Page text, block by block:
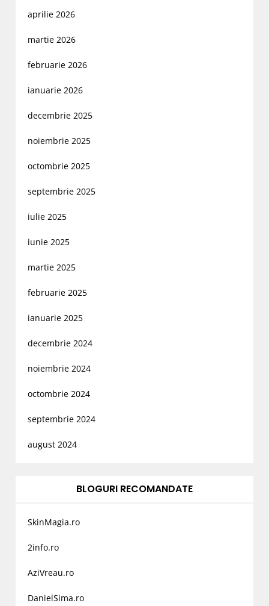
aprilie 2026
martie 2026
februarie 2026
ianuarie 2026
decembrie 2025
noiembrie 2025
octombrie 2025
septembrie 2025
iulie 2025
iunie 2025
martie 2025
februarie 2025
ianuarie 2025
decembrie 2024
noiembrie 2024
octombrie 2024
septembrie 2024
august 2024
BLOGURI RECOMANDATE
SkinMagia.ro
2info.ro
AziVreau.ro
DanielSima.ro